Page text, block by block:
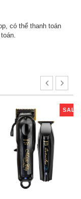
có thể thanh toán